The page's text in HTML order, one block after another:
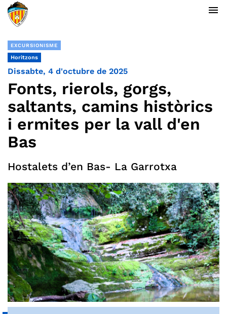
menu
EXCURSIONISME
Horitzons
Dissabte, 4 d'octubre de 2025
Fonts, rierols, gorgs,
saltants, camins històrics
i ermites per la vall d'en
Bas
Hostalets d’en Bas- La Garrotxa